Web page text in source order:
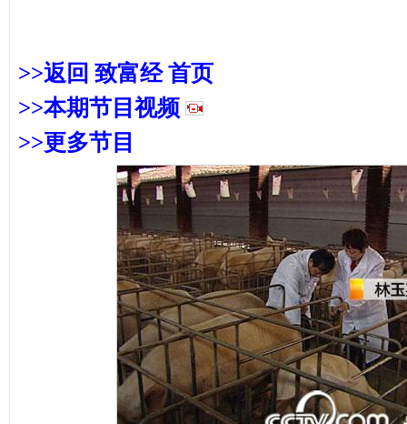
>>返回 致富经 首页
>>本期节目 视频
>>更多节目